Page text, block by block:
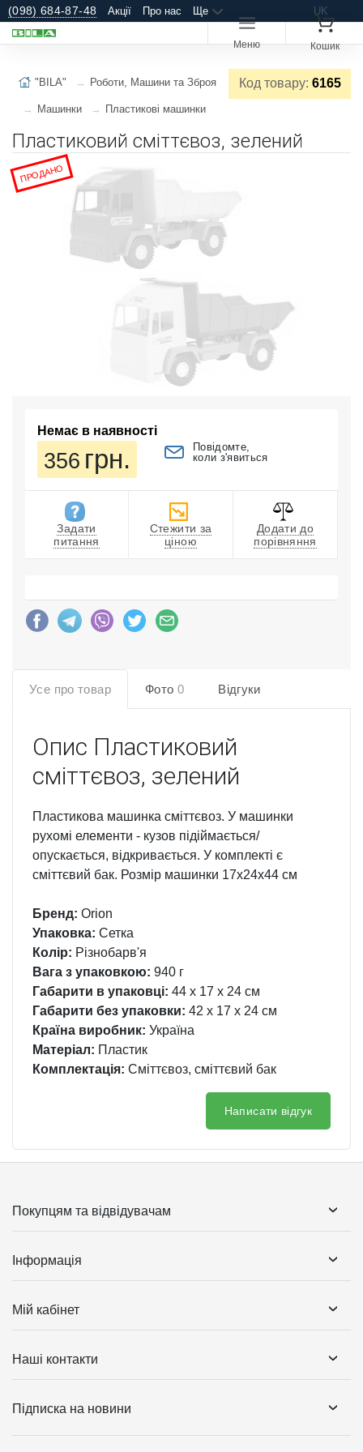
(098) 684-87-48 Акції Про нас Ще UK
Меню Кошик
Код товару: 6165
"BILA" Роботи, Машини та Зброя
Машинки Пластикові машинки
Пластиковий сміттєвоз, зелений
ПРОДАНО
Немає в наявності
356 грн.
Повідомте,
коли з'явиться
Задати
питання
Стежити за
ціною
Додати до
порівняння
Усе про товар Фото 0 Відгуки
Опис Пластиковий
сміттєвоз, зелений
Пластикова машинка сміттєвоз. У машинки
рухомі елементи - кузов підіймається/
опускається, відкривається. У комплекті є
сміттєвий бак. Розмір машинки 17х24х44 см
Бренд: Orion
Упаковка: Сетка
Колір: Різнобарв'я
Вага з упаковкою: 940 г
Габарити в упаковці: 44 x 17 x 24 см
Габарити без упаковки: 42 x 17 x 24 см
Країна виробник: Україна
Матеріал: Пластик
Комплектація: Сміттєвоз, сміттєвий бак
Написати відгук
Покупцям та відвідувачам
Інформація
Мій кабінет
Наші контакти
Підписка на новини